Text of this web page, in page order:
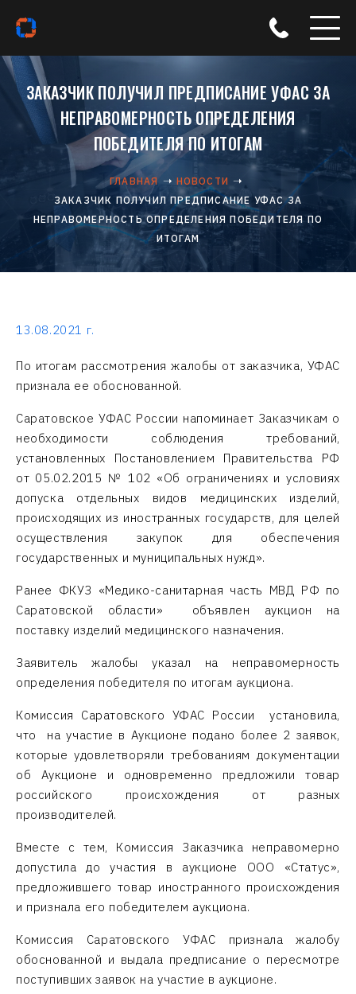
ЗАКАЗЧИК ПОЛУЧИЛ ПРЕДПИСАНИЕ УФАС ЗА
НЕПРАВОМЕРНОСТЬ ОПРЕДЕЛЕНИЯ
ПОБЕДИТЕЛЯ ПО ИТОГАМ
ГЛАВНАЯ
НОВОСТИ
ЗАКАЗЧИК ПОЛУЧИЛ ПРЕДПИСАНИЕ УФАС ЗА
НЕПРАВОМЕРНОСТЬ ОПРЕДЕЛЕНИЯ ПОБЕДИТЕЛЯ ПО
ИТОГАМ
13.08.2021 г.
По итогам рассмотрения жалобы от заказчика, УФАС
признала ее обоснованной.
Саратовское УФАС России напоминает Заказчикам о
необходимости соблюдения требований,
установленных Постановлением Правительства РФ
от 05.02.2015 № 102 «Об ограничениях и условиях
допуска отдельных видов медицинских изделий,
происходящих из иностранных государств, для целей
осуществления закупок для обеспечения
государственных и муниципальных нужд».
Ранее ФКУЗ «Медико-санитарная часть МВД РФ по
Саратовской области» объявлен аукцион на
поставку изделий медицинского назначения.
Заявитель жалобы указал на неправомерность
определения победителя по итогам аукциона.
Комиссия Саратовского УФАС России установила,
что на участие в Аукционе подано более 2 заявок,
которые удовлетворяли требованиям документации
об Аукционе и одновременно предложили товар
российского происхождения от разных
производителей.
Вместе с тем, Комиссия Заказчика неправомерно
допустила до участия в аукционе ООО «Статус»,
предложившего товар иностранного происхождения
и признала его победителем аукциона.
Комиссия Саратовского УФАС признала жалобу
обоснованной и выдала предписание о пересмотре
поступивших заявок на участие в аукционе.